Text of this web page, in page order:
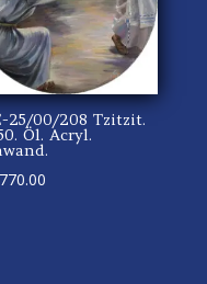
25/00/208 Tzitzit.
Öl. Acryl.
770.00